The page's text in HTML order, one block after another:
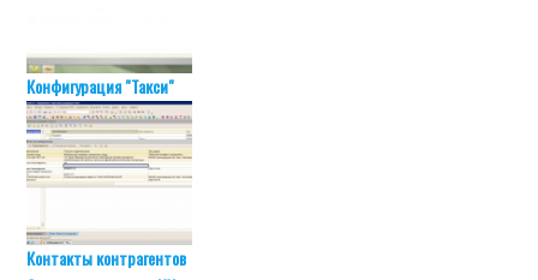
Конфигурация "Такси"
Контакты контрагентов